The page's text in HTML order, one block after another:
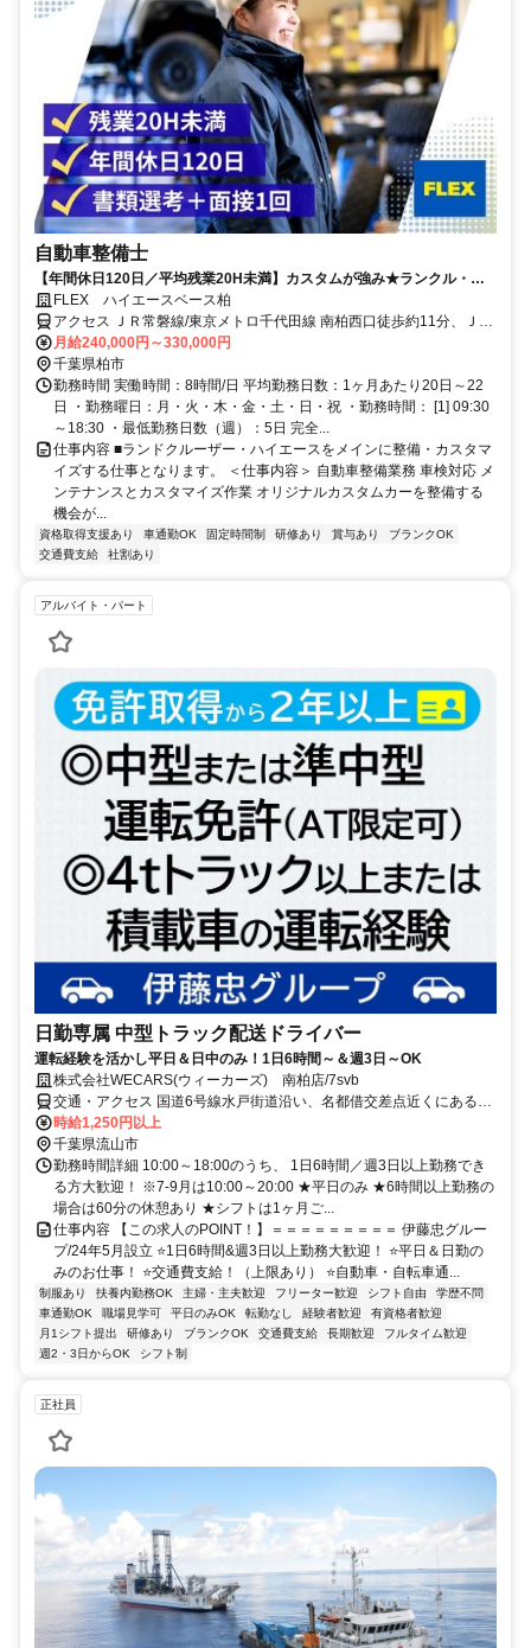
自動車整備士
【年間休日120日／平均残業20H未満】カスタムが強み★ランクル・ハ
イエースの整備士募集中！
FLEX ハイエースベース柏
アクセス ＪＲ常磐線/東京メトロ千代田線 南柏西口徒歩約11分、ＪＲ
常磐線/東京メトロ千代田線 柏南口徒歩約23分
月給240,000円～330,000円
千葉県柏市
勤務時間 実働時間：8時間/日 平均勤務日数：1ヶ月あたり20日～22
日 ・勤務曜日：月・火・木・金・土・日・祝 ・勤務時間： [1] 09:30
～18:30 ・最低勤務日数（週）：5日 完全...
仕事内容 ■ランドクルーザー・ハイエースをメインに整備・カスタマ
イズする仕事となります。 ＜仕事内容＞ 自動車整備業務 車検対応 メ
ンテナンスとカスタマイズ作業 オリジナルカスタムカーを整備する
機会が...
資格取得支援あり 車通勤OK 固定時間制 研修あり 賞与あり
ブランクOK
交通費支給
社割あり
アルバイト・パート
日勤専属 中型トラック配送ドライバー
運転経験を活かし平日＆日中のみ！1日6時間～＆週3日～OK
株式会社WECARS(ウィーカーズ) 南柏店/7svb
交通・アクセス 国道6号線水戸街道沿い、名都借交差点近くにある店
舗です。
時給1,250円以上
千葉県流山市
勤務時間詳細 10:00～18:00のうち、 1日6時間／週3日以上勤務でき
る方大歓迎！ ※7-9月は10:00～20:00 ★平日のみ ★6時間以上勤務の
場合は60分の休憩あり ★シフトは1ヶ月ご...
仕事内容 【この求人のPOINT！】＝＝＝＝＝＝＝＝＝ 伊藤忠グルー
プ/24年5月設立 ⭐1日6時間&週3日以上勤務大歓迎！ ⭐平日＆日勤の
みのお仕事！ ⭐交通費支給！（上限あり） ⭐自動車・自転車通...
制服あり 扶養内勤務OK 主婦・主夫歓迎 フリーター歓迎 シフト自由
学歴不問
車通勤OK
職場見学可 平日のみOK 転勤なし 経験者歓迎
有資格者歓迎
月1シフト提出
研修あり ブランクOK 交通費支給 長期歓迎
フルタイム歓迎
週2・3日からOK
シフト制
正社員